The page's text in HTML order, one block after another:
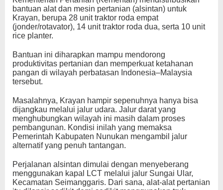
bantuan alat dan mesin pertanian (alsintan) untuk
Krayan, berupa 28 unit traktor roda empat
(jonder/rotavator), 14 unit traktor roda dua, serta 10 unit
rice planter.
Bantuan ini diharapkan mampu mendorong
produktivitas pertanian dan memperkuat ketahanan
pangan di wilayah perbatasan Indonesia–Malaysia
tersebut.
Masalahnya, Krayan hampir sepenuhnya hanya bisa
dijangkau melalui jalur udara. Jalur darat yang
menghubungkan wilayah ini masih dalam proses
pembangunan. Kondisi inilah yang memaksa
Pemerintah Kabupaten Nunukan mengambil jalur
alternatif yang penuh tantangan.
Perjalanan alsintan dimulai dengan menyeberang
menggunakan kapal LCT melalui jalur Sungai Ular,
Kecamatan Seimanggaris. Dari sana, alat-alat pertanian